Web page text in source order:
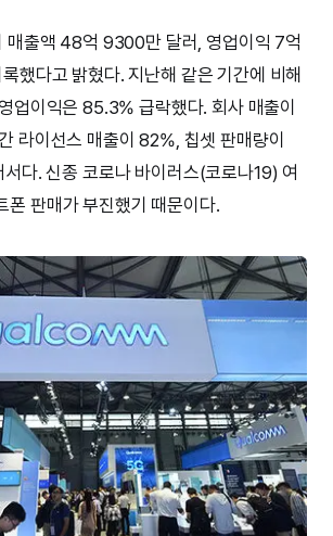
매출액 48억 9300만 달러, 영업이익 7억
했다고 밝혔다. 지난해 같은 기간에 비해
업이익은 85.3% 급락했다. 회사 매출이
라이선스 매출이 82%, 칩셋 판매량이
다. 신종 코로나 바이러스(코로나19) 여
폰 판매가 부진했기 때문이다.